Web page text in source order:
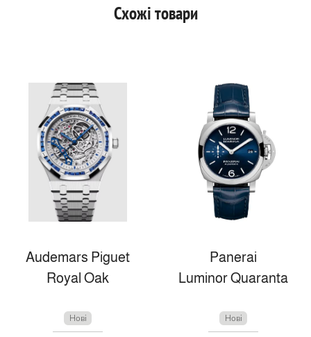
Схожі товари
Audemars Piguet
Royal Oak
Нові
Panerai
Luminor Quaranta
Нові